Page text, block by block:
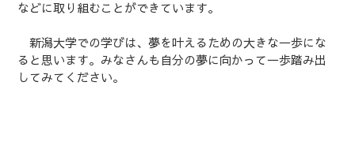
などに取り組むことができています。
新潟大学での学びは、夢を叶えるための大きな一歩にな
ると思います。みなさんも自分の夢に向かって一歩踏み出
してみてください。